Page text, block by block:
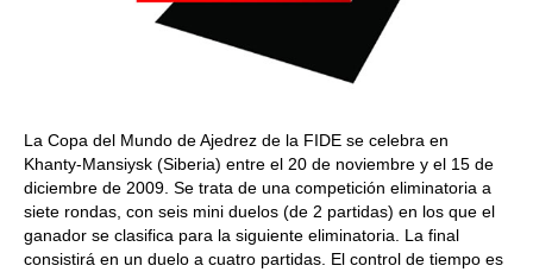
La Copa del Mundo de Ajedrez de la FIDE se celebra en
Khanty-Mansiysk (Siberia) entre el 20 de noviembre y el 15 de
diciembre de 2009. Se trata de una competición eliminatoria a
siete rondas, con seis mini duelos (de 2 partidas) en los que el
ganador se clasifica para la siguiente eliminatoria. La final
consistirá en un duelo a cuatro partidas. El control de tiempo es